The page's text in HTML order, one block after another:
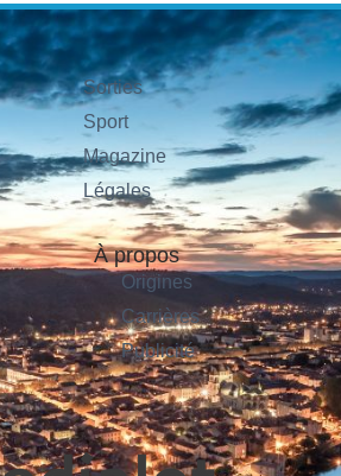
Sorties
Sport
Magazine
Légales
À propos
Origines
Carrières
Publicité